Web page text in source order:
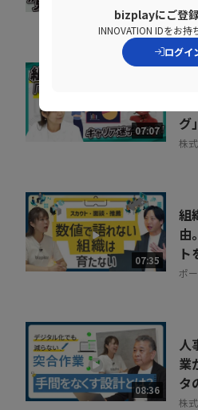
株
07:07
グ
株
07:35
組
由
ト
ポ
08:36
人
業
タ
株
bizplayにご登
INNOVATION IDをお持
ログイ